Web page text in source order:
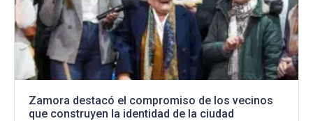
Zamora destacó el compromiso de los vecinos
que construyen la identidad de la ciudad